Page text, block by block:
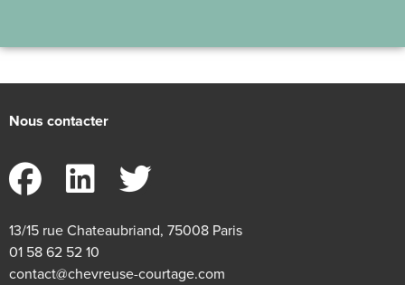
Nous contacter
13/15 rue Chateaubriand, 75008 Paris
01 58 62 52 10
contact@chevreuse-courtage.com